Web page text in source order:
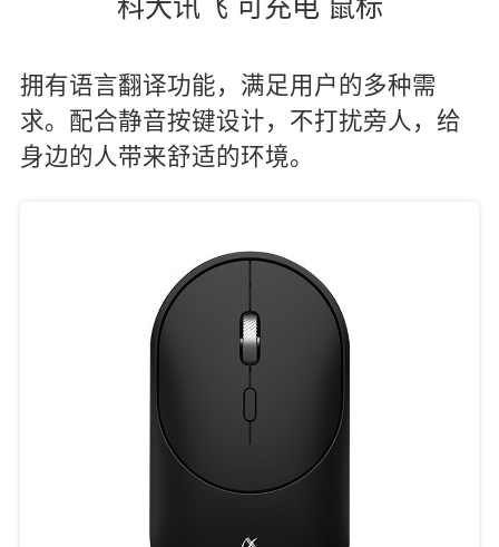
科大讯飞 可充电 鼠标
拥有语言翻译功能，满足用户的多种需
求。配合静音按键设计，不打扰旁人，给
身边的人带来舒适的环境。